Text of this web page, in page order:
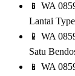
📱 WA
Lantai
📱 WA
Satu
📱 WA